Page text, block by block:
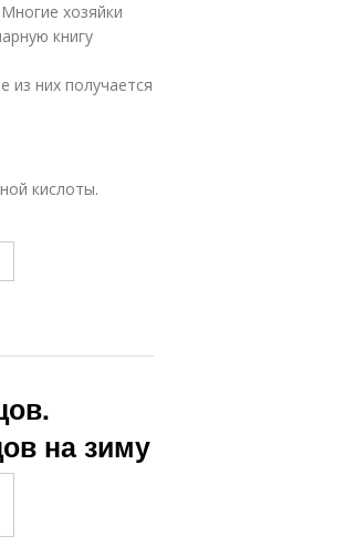
хозяйки
книгу
из них получается
кислоты.
на зиму